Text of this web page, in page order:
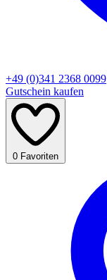
+49 (0)341 2368 0099
Gutschein kaufen
0 Favoriten